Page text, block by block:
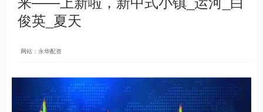
俊英_夏天
网站：永华配资